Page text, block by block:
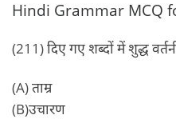
Hindi Grammar MCQ
(211) दिए गए शब्दों में शुद्ध
(A) ताम्र
(B)उचारण